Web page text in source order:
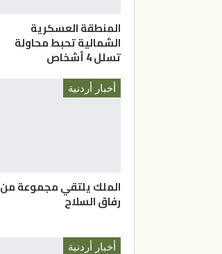
المنطقة العسكرية
الشمالية تحبط محاولة
تسلل 4 أشخاص
أخبار أردنية
الملك يلتقي مجموعة من
رفاق السلاح
أخبار أردنية